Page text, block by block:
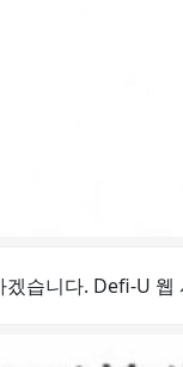
습니다. Defi-U